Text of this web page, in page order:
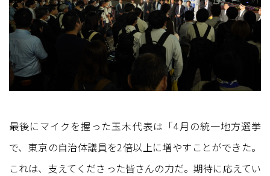
最後にマイクを握った玉木代表は「4月の統一地方選挙
で、東京の自治体議員を2倍以上に増やすことができた。
これは、支えてくださった皆さんの力だ。期待に応えてい